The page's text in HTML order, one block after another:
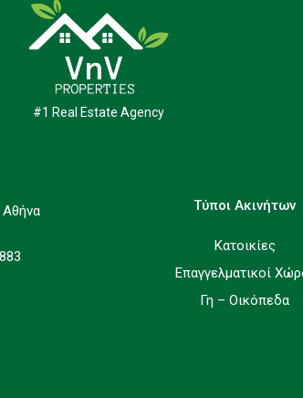
#1 Real Estate Agency
Αθήνα Τύποι Ακινήτων
Κατοικίες
Επαγγελματικοί
Γη – Οικόπεδα